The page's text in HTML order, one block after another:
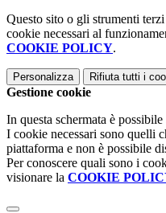
Questo sito o gli strumenti
cookie necessari al
COOKIE POLICY.
Personalizza Rifiuta tutti i
Gestione cookie
In questa schermata è
I cookie necessari sono quelli
piattaforma e non è possibile
Per conoscere quali sono i
visionare la COOKIE